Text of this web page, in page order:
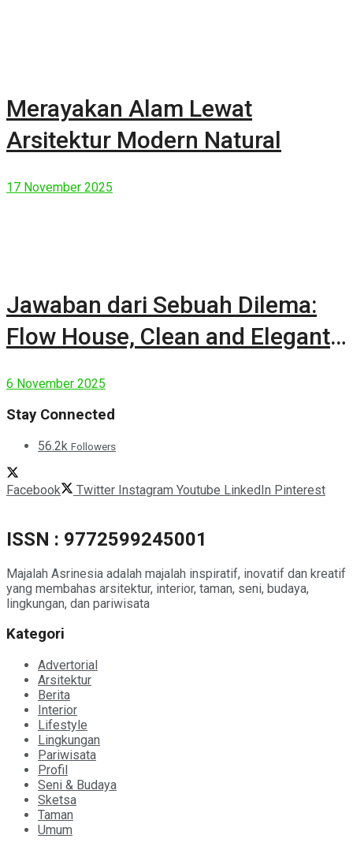
Merayakan Alam Lewat
Arsitektur Modern Natural
17 November 2025
Jawaban dari Sebuah Dilema:
Flow House, Clean and Elegant
6 November 2025
Stay Connected
56.2k Followers
Facebook Twitter Instagram Youtube LinkedIn Pinterest
ISSN : 9772599245001
Majalah Asrinesia adalah majalah inspiratif, inovatif dan kreatif
yang membahas arsitektur, interior, taman, seni, budaya,
lingkungan, dan pariwisata
Kategori
Advertorial
Arsitektur
Berita
Interior
Lifestyle
Lingkungan
Pariwisata
Profil
Seni & Budaya
Sketsa
Taman
Umum